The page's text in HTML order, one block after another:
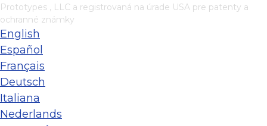
Prototypes , LLC a registrovaná na úrade USA pre patenty a
ochranné známky
English
Español
Français
Deutsch
Italiana
Nederlands